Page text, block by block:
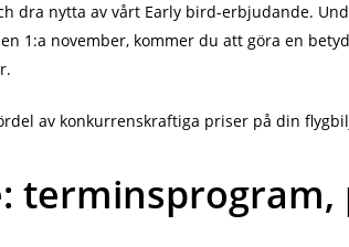
dra nytta av vårt Early bird-erbjudande.
1:a november, kommer du att göra en
av konkurrenskraftiga priser på din